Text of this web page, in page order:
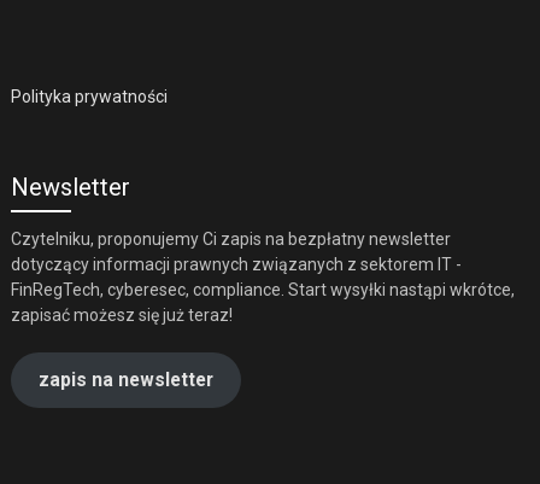
Polityka prywatności
Newsletter
Czytelniku, proponujemy Ci zapis na bezpłatny newsletter
dotyczący informacji prawnych związanych z sektorem IT -
FinRegTech, cyberesec, compliance. Start wysyłki nastąpi wkrótce,
zapisać możesz się już teraz!
zapis na newsletter